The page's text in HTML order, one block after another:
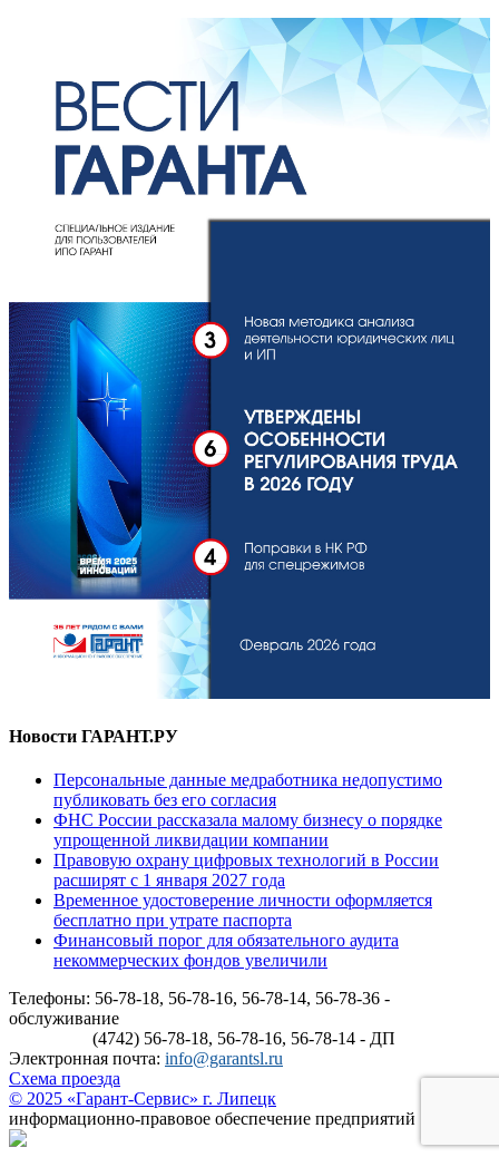
Новости ГАРАНТ.РУ
Персональные данные медработника недопустимо
публиковать без его согласия
ФНС России рассказала малому бизнесу о порядке
упрощенной ликвидации компании
Правовую охрану цифровых технологий в России
расширят с 1 января 2027 года
Временное удостоверение личности оформляется
бесплатно при утрате паспорта
Финансовый порог для обязательного аудита
некоммерческих фондов увеличили
Телефоны: 56-78-18, 56-78-16, 56-78-14, 56-78-36 -
обслуживание
(4742) 56-78-18, 56-78-16, 56-78-14 - ДП
Электронная почта: info@garantsl.ru
Схема проезда
© 2025 «Гарант-Сервис» г. Липецк
информационно-правовое обеспечение предприятий